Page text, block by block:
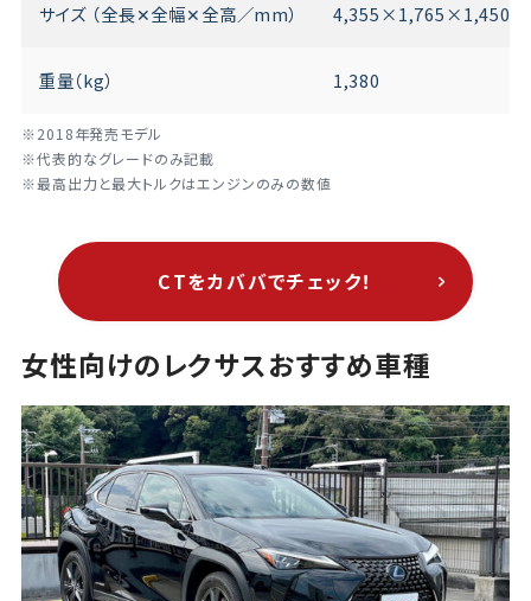
サイズ （全長✕全幅✕全高／mm） 4,355×1,765×1,450
重量（kg） 1,380
※2018年発売モデル
※代表的なグレードのみ記載
※最高出力と最大トルクはエンジンのみの数値
CTをカババでチェック！
女性向けのレクサスおすすめ車種